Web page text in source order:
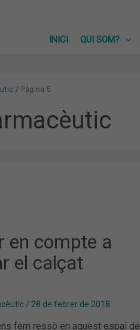
INICI
QUI SOM?
Pàgina 5
en compte a
el calçat
/ 28 de febrer de 2018
fem ressò en aquest espai de